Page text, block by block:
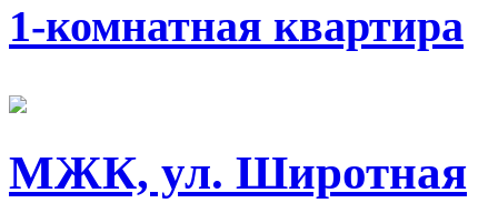
1-комнатная квартира
МЖК, ул. Широтная